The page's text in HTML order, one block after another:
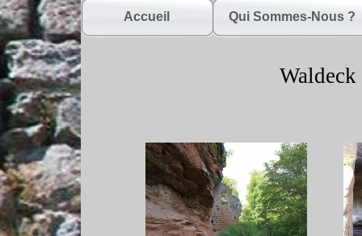
Accueil Qui Sommes-Nous ?